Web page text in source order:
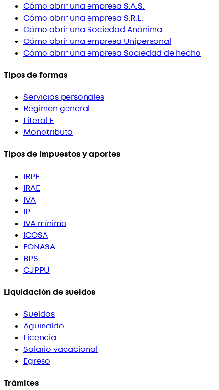
Cómo abrir una empresa S.A.S.
Cómo abrir una empresa S.R.L.
Cómo abrir una Sociedad Anónima
Cómo abrir una empresa Unipersonal
Cómo abrir una empresa Sociedad de hecho
Tipos de formas
Servicios personales
Régimen general
Literal E
Monotributo
Tipos de impuestos y aportes
IRPF
IRAE
IVA
IP
IVA mínimo
ICOSA
FONASA
BPS
CJPPU
Liquidación de sueldos
Sueldos
Aguinaldo
Licencia
Salario vacacional
Egreso
Trámites